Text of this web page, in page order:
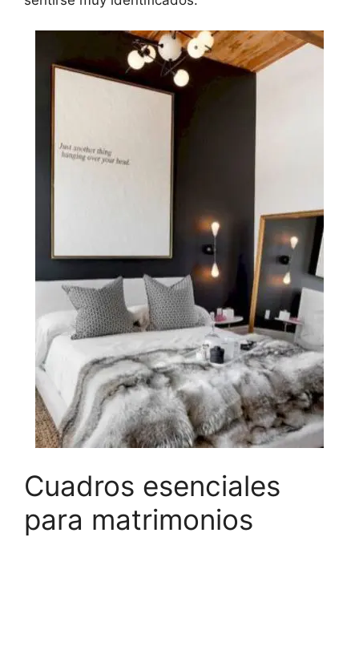
Cuadros esenciales
para matrimonios